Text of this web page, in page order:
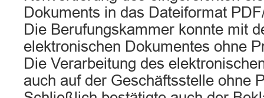
Dokuments in das Dateiformat
Die Berufungskammer konnte mit
elektronischen Dokumentes ohne
Die Verarbeitung des
auch auf der Geschäftsstelle ohne